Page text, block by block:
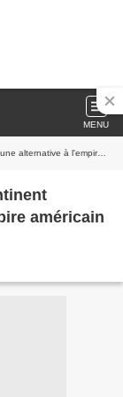
MENU
à l'empire américain
américain